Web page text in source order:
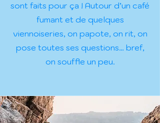
sont faits pour ça ! Autour d’un café
fumant et de quelques
viennoiseries, on papote, on rit, on
pose toutes ses questions… bref,
on souffle un peu.